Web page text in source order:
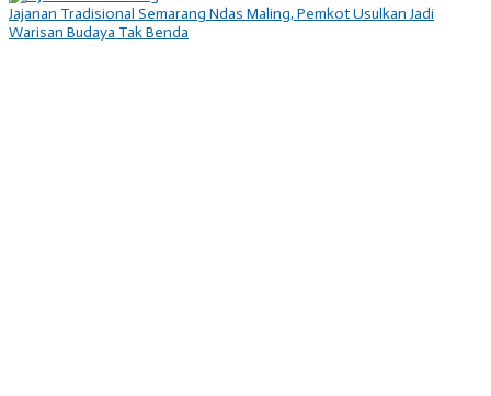
Jajanan Tradisional Semarang Ndas Maling, Pemkot Usulkan Jadi
Warisan Budaya Tak Benda